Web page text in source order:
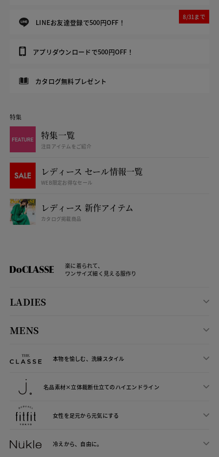
LINEお友達登録で500円OFF！
8/31まで
アプリダウンロードで500円OFF！
カタログ無料プレゼント
特集
特集一覧
注目アイテムをご紹介
レディース セール情報一覧
WEB限定お得なセール
レディース 新作アイテム
カタログ掲載商品
楽に着られて、
ワンサイズ細く見える服作り
LADIES
MENS
本物を愉しむ、洗練スタイル
名品素材×立体裁断仕立てのハイエンドライン
女性を足元から元気にする
冷えから、 自由に。